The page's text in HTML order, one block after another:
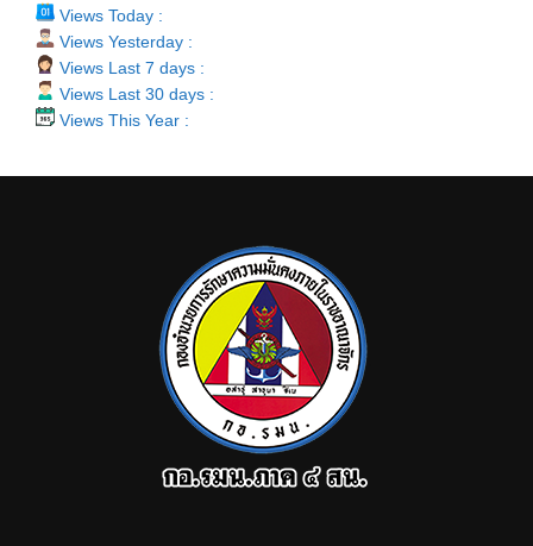
Views Today :
Views Yesterday :
Views Last 7 days :
Views Last 30 days :
Views This Year :